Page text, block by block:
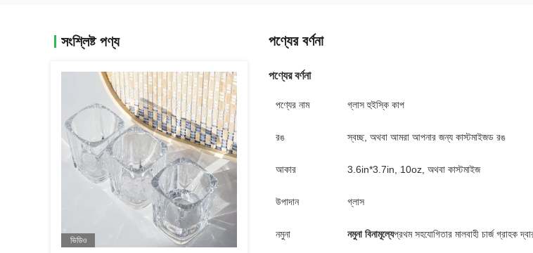
সংশ্লিষ্ট পণ্য
ভিডিও
পণ্যের বর্ণনা
পণ্যের বর্ণনা
পণ্যের নাম গ্লাস হুইস্কি কাপ
রঙ স্বচ্ছ, অথবা আমরা আপনার জন্য কাস্টমাইজড রঙ
আকার 3.6in*3.7in, 10oz, অথবা কাস্টমাইজ
উপাদান গ্লাস
নমুনা নমুনা বিনামূল্যেপ্রথম সহযোগিতার মালবাহী চার্জ গ্রাহক